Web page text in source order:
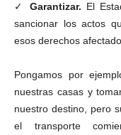
✓ Garantizar. El
sancionar los actos
esos derechos
Pongamos por
nuestras casas y
nuestro destino, pero
el transporte